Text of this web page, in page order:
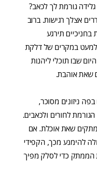
גורמת לך לכאב?
אצלך רגישות. ברוב
בחניכיים תירגע
(למעט במקרים של דלקת
שבו תוכלי ליהנות
שאת אוהבת.
ניזונים מסוכר,
לחורים ולכאבים.
שאת אוכלת. אם
להימנע מכך, הקפידי
הממתק כדי לסלק מפיך